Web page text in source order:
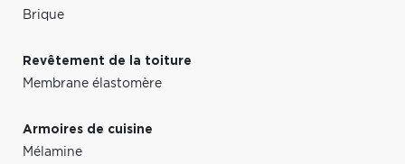
Brique
Revêtement de la toiture
Membrane élastomère
Armoires de cuisine
Mélamine